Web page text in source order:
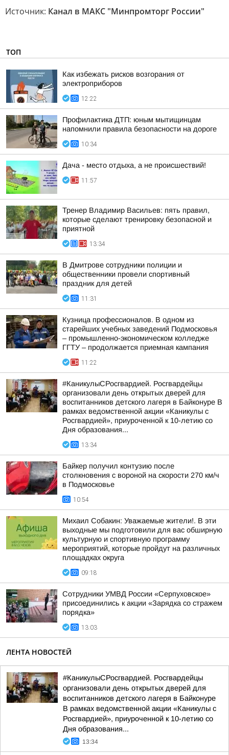
Источник: Канал в МАКС "Минпромторг России"
ТОП
Как избежать рисков возгорания от
электроприборов
12:22
Профилактика ДТП: юным мытищинцам
напомнили правила безопасности на дороге
10:34
Дача - место отдыха, а не происшествий!
11:57
Тренер Владимир Васильев: пять правил,
которые сделают тренировку безопасной и
приятной
13:34
В Дмитрове сотрудники полиции и
общественники провели спортивный
праздник для детей
11:31
Кузница профессионалов. В одном из
старейших учебных заведений Подмосковья
– промышленно-экономическом колледже
ГГТУ – продолжается приемная кампания
11:22
#КаникулыСРосгвардией. Росгвардейцы
организовали день открытых дверей для
воспитанников детского лагеря в Байконуре В
рамках ведомственной акции «Каникулы с
Росгвардией», приуроченной к 10-летию со
Дня образования...
13:34
Байкер получил контузию после
столкновения с вороной на скорости 270 км/ч
в Подмосковье
10:54
Михаил Собакин: Уважаемые жители!. В эти
выходные мы подготовили для вас обширную
культурную и спортивную программу
мероприятий, которые пройдут на различных
площадках округа
09:18
Сотрудники УМВД России «Серпуховское»
присоединились к акции «Зарядка со стражем
порядка»
13:03
ЛЕНТА НОВОСТЕЙ
#КаникулыСРосгвардией. Росгвардейцы
организовали день открытых дверей для
воспитанников детского лагеря в Байконуре
В рамках ведомственной акции «Каникулы с
Росгвардией», приуроченной к 10-летию со
Дня образования...
13:34